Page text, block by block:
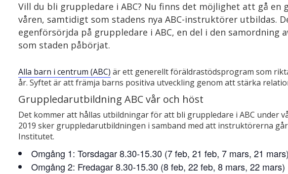
Vill du bli gruppledare i ABC? Nu finns det möjlighet att gå
våren, samtidigt som stadens nya ABC-instruktörer utbildas.
egenförsörjda på gruppledare i ABC, en del i den samordning
som staden påbörjat.
Alla barn i centrum (ABC) är ett generellt föräldrastödsprogram som
år. Syftet är att främja barns positiva utveckling genom att stärka
Gruppledarutbildning ABC vår och höst
Det kommer att hållas utbildningar för att bli gruppledare i ABC under
2019 sker gruppledarutbildningen i samband med att instruktörerna
Institutet.
Omgång 1: Torsdagar 8.30-15.30 (7 feb, 21 feb, 7 mars, 21 mars)
Omgång 2: Fredagar 8.30-15.30 (8 feb, 22 feb, 8 mars, 22 mars)